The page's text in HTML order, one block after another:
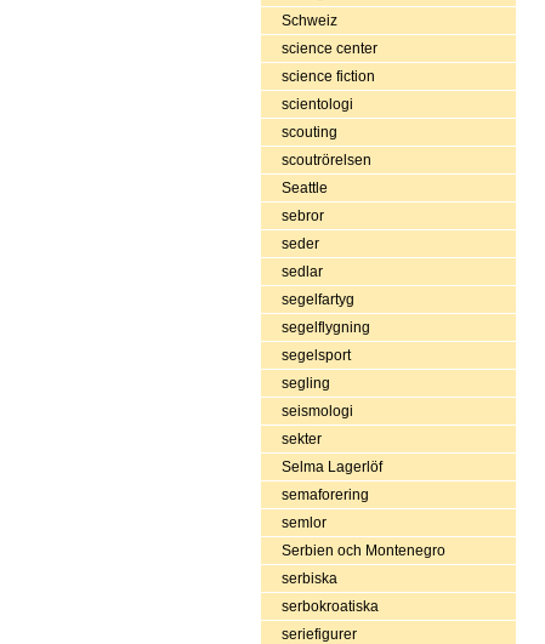
Schweiz
science center
science fiction
scientologi
scouting
scoutrörelsen
Seattle
sebror
seder
sedlar
segelfartyg
segelflygning
segelsport
segling
seismologi
sekter
Selma Lagerlöf
semaforering
semlor
Serbien och Montenegro
serbiska
serbokroatiska
seriefigurer